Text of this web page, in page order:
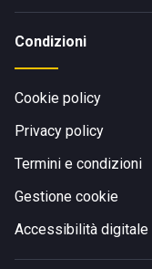
Condizioni
Cookie policy
Privacy policy
Termini e condizioni
Gestione cookie
Accessibilità digitale